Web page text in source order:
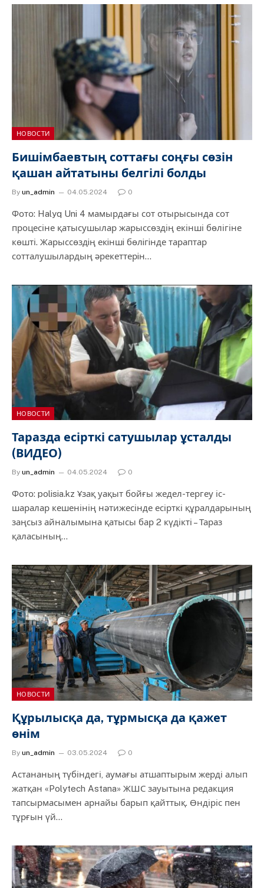
НОВОСТИ
Бишімбаевтың соттағы соңғы сөзін
қашан айтатыны белгілі болды
By un_admin 04.05.2024 0
Фото: Halyq Uni 4 мамырдағы сот отырысында сот
процесіне қатысушылар жарыссөздің екінші бөлігіне
көшті. Жарыссөздiң екiншi бөлiгiнде тараптар
сотталушылардың әрекеттерiн…
НОВОСТИ
Таразда есірткі сатушылар ұсталды
(ВИДЕО)
By un_admin 04.05.2024 0
Фото: polisia.kz Ұзақ уақыт бойғы жедел-тергеу іс-
шаралар кешенінің нәтижесінде есірткі құралдарының
заңсыз айналымына қатысы бар 2 күдікті – Тараз
қаласының…
НОВОСТИ
Құрылысқа да, тұрмысқа да қажет
өнім
By un_admin 03.05.2024 0
Астананың түбіндегі, аумағы атшаптырым жерді алып
жатқан «Polytech Astana» ЖШС зауытына редакция
тапсырмасымен арнайы барып қайттық. Өндіріс пен
тұрғын үй…